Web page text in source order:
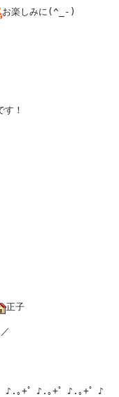
お楽しみに(^_-)
す！
正子
♪.｡+゜♪.｡+゜♪.｡+゜♪